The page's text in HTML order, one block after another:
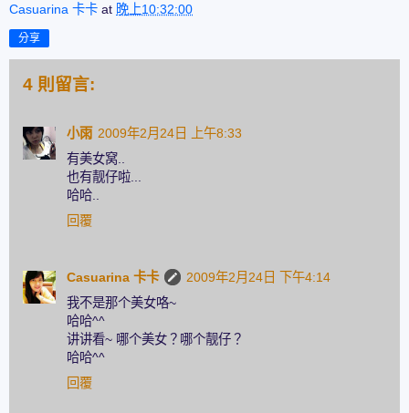
Casuarina 卡卡 at 晚上10:32:00
分享
4 則留言:
小雨 2009年2月24日 上午8:33
有美女窝..
也有靓仔啦...
哈哈..
回覆
Casuarina 卡卡
2009年2月24日 下午4:14
我不是那个美女咯~
哈哈^^
讲讲看~ 哪个美女？哪个靓仔？
哈哈^^
回覆